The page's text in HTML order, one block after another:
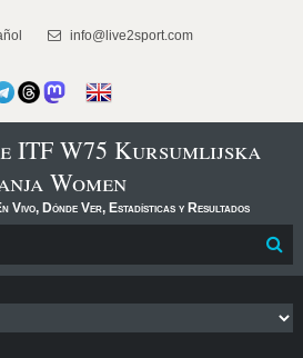
info@live2sport.com
ITF W75 Kursumlijska
Women
Vivo, Dónde Ver, Estadísticas y Resultados